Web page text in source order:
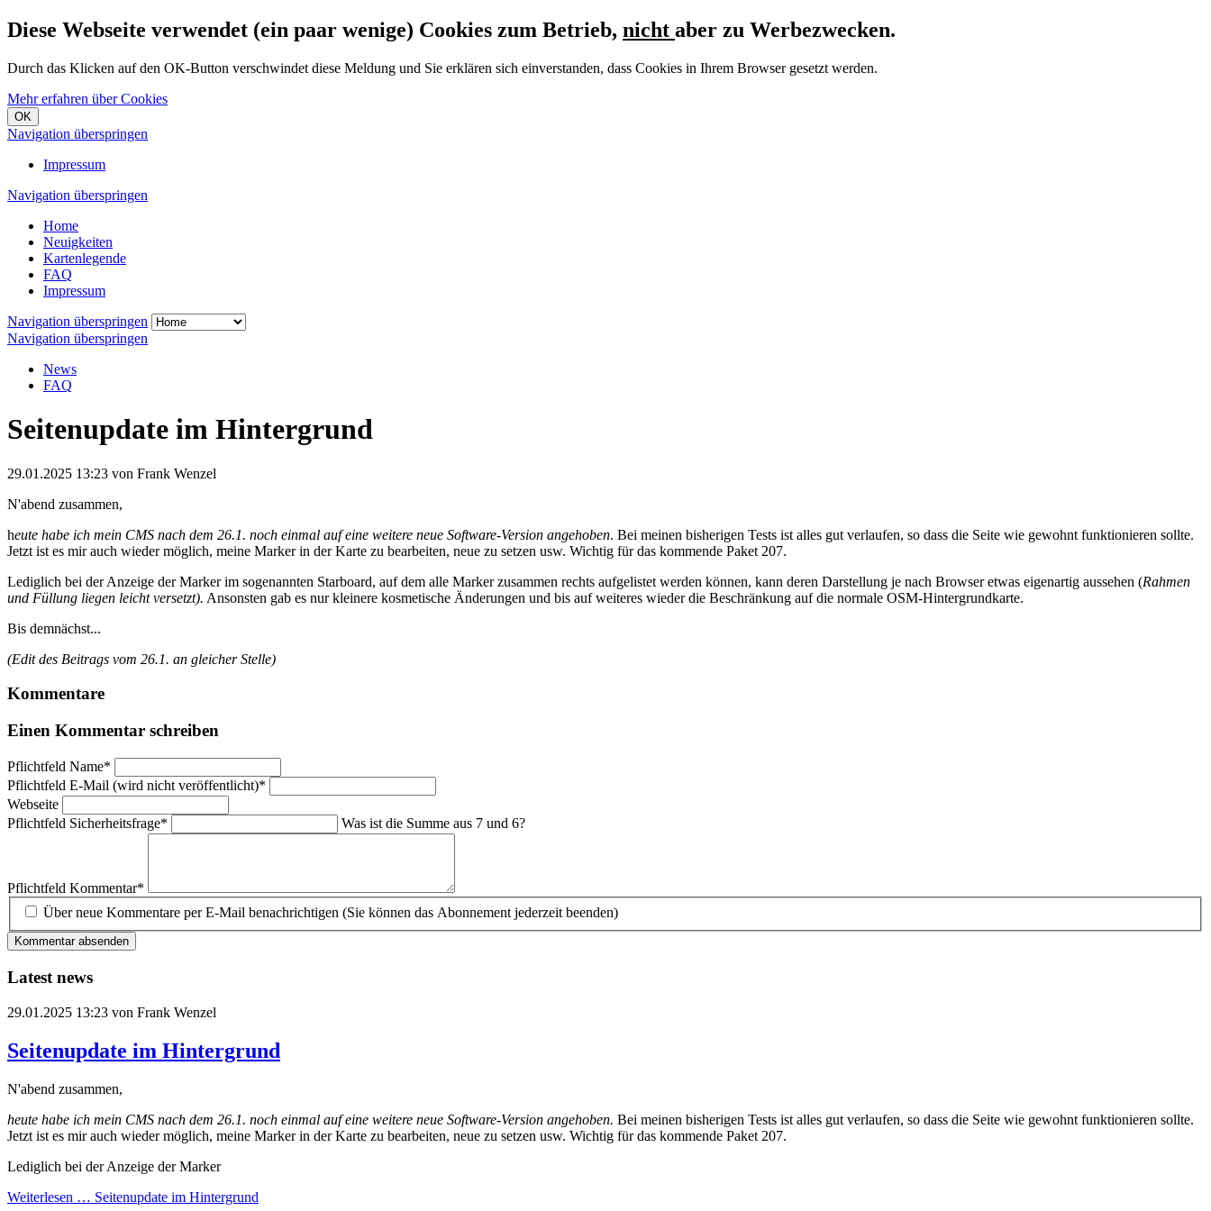
Diese Webseite verwendet (ein paar wenige) Cookies zum Betrieb, nicht aber zu Werbezwecken.
Durch das Klicken auf den OK-Button verschwindet diese Meldung und Sie erklären sich einverstanden, dass Cookies in Ihrem Browser gesetzt werden.
Mehr erfahren über Cookies
OK
Navigation überspringen
Impressum
Navigation überspringen
Home
Neuigkeiten
Kartenlegende
FAQ
Impressum
Navigation überspringen
Navigation überspringen
News
FAQ
Seitenupdate im Hintergrund
29.01.2025 13:23 von Frank Wenzel
N'abend zusammen,
heute habe ich mein CMS nach dem 26.1. noch einmal auf eine weitere neue Software-Version angehoben. Bei meinen bisherigen Tests ist alles gut verlaufen, so dass die Seite wie gewohnt funktionieren sollte.
Jetzt ist es mir auch wieder möglich, meine Marker in der Karte zu bearbeiten, neue zu setzen usw. Wichtig für das kommende Paket 207.
Lediglich bei der Anzeige der Marker im sogenannten Starboard, auf dem alle Marker zusammen rechts aufgelistet werden können, kann deren Darstellung je nach Browser etwas eigenartig aussehen (Rahmen
und Füllung liegen leicht versetzt). Ansonsten gab es nur kleinere kosmetische Änderungen und bis auf weiteres wieder die Beschränkung auf die normale OSM-Hintergrundkarte.
Bis demnächst...
(Edit des Beitrags vom 26.1. an gleicher Stelle)
Kommentare
Einen Kommentar schreiben
Pflichtfeld Name*
Pflichtfeld E-Mail (wird nicht veröffentlicht)*
Webseite
Pflichtfeld Sicherheitsfrage* Was ist die Summe aus 7 und 6?
Pflichtfeld Kommentar*
Über neue Kommentare per E-Mail benachrichtigen (Sie können das Abonnement jederzeit beenden)
Kommentar absenden
Latest news
29.01.2025 13:23 von Frank Wenzel
Seitenupdate im Hintergrund
N'abend zusammen,
heute habe ich mein CMS nach dem 26.1. noch einmal auf eine weitere neue Software-Version angehoben. Bei meinen bisherigen Tests ist alles gut verlaufen, so dass die Seite wie gewohnt funktionieren sollte.
Jetzt ist es mir auch wieder möglich, meine Marker in der Karte zu bearbeiten, neue zu setzen usw. Wichtig für das kommende Paket 207.
Lediglich bei der Anzeige der Marker
Weiterlesen … Seitenupdate im Hintergrund